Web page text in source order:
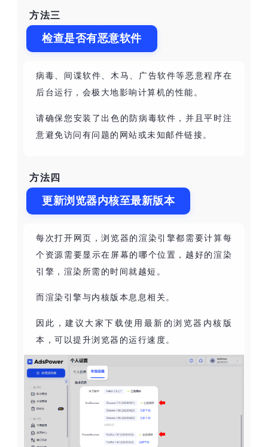
方法三
检查是否有恶意软件
病毒、间谍软件、木马、广告软件等恶意程序在
后台运行，会极大地影响计算机的性能。
请确保您安装了出色的防病毒软件，并且平时注
意避免访问有问题的网站或未知邮件链接。
方法四
更新浏览器内核至最新版本
每次打开网页，浏览器的渲染引擎都需要计算每
个资源需要显示在屏幕的哪个位置，越好的渲染
引擎，渲染所需的时间就越短。
而渲染引擎与内核版本息息相关。
因此，建议大家下载使用最新的浏览器内核版
本，可以提升浏览器的运行速度。